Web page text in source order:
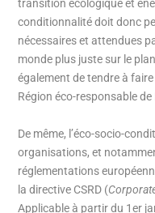
transition écologique et
conditionnalité doit donc
nécessaires et attendues
monde plus juste sur le
également de tendre à
Région éco-responsable de
De même, l’éco-socio-
organisations, et
réglementations
la directive CSRD (
Applicable à partir du 1er